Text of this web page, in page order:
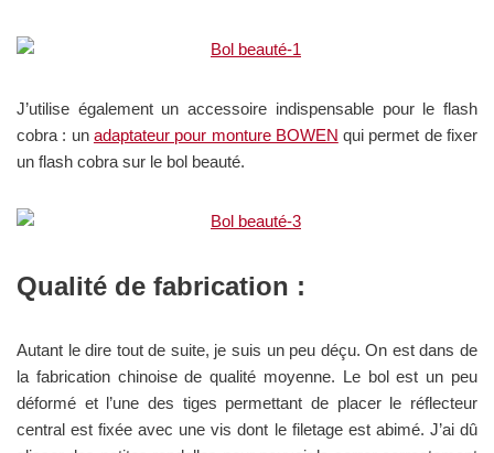
J’utilise également un accessoire indispensable pour le flash
cobra : un adaptateur pour monture BOWEN qui permet de fixer
un flash cobra sur le bol beauté.
Qualité de fabrication :
Autant le dire tout de suite, je suis un peu déçu. On est dans de
la fabrication chinoise de qualité moyenne. Le bol est un peu
déformé et l’une des tiges permettant de placer le réflecteur
central est fixée avec une vis dont le filetage est abimé. J’ai dû